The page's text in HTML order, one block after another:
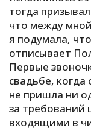
тогда
что между
я подумала,
отписывает
Первые
свадьбе,
не пришла ни
за требований
входящими в